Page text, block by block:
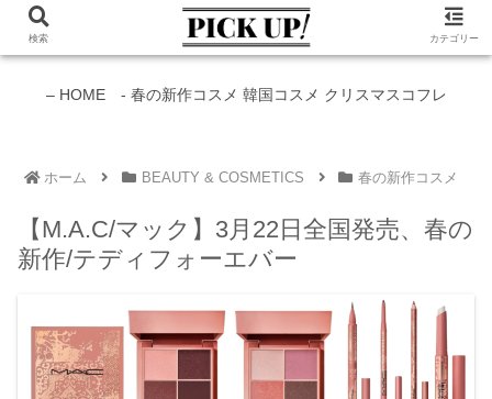
新作コスメ情報発信中！
– HOME - 春の新作コスメ 韓国コスメ クリスマスコフレ
ホーム BEAUTY & COSMETICS 春の新作コスメ
【M.A.C/マック】3月22日全国発売、春の
新作/テディフォーエバー
検索 カテゴリー